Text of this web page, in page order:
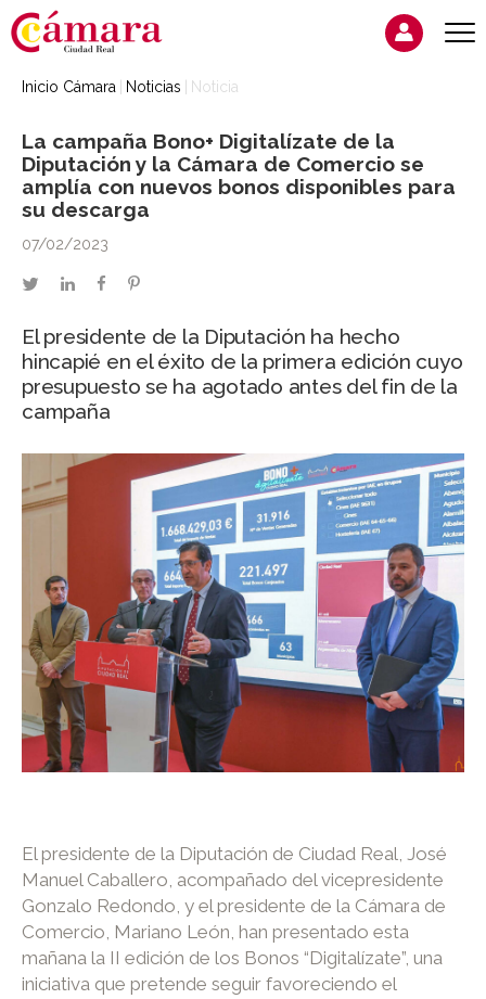
Inicio Cámara Noticias Noticia
La campaña Bono+ Digitalízate de la
Diputación y la Cámara de Comercio se
amplía con nuevos bonos disponibles para
su descarga
07/02/2023
twitterlinkedinfacebookpinterest
El presidente de la Diputación ha hecho
hincapié en el éxito de la primera edición cuyo
presupuesto se ha agotado antes del fin de la
campaña
El presidente de la Diputación de Ciudad Real, José
Manuel Caballero, acompañado del vicepresidente
Gonzalo Redondo, y el presidente de la Cámara de
Comercio, Mariano León, han presentado esta
mañana la II edición de los Bonos “Digitalízate”, una
iniciativa que pretende seguir favoreciendo el